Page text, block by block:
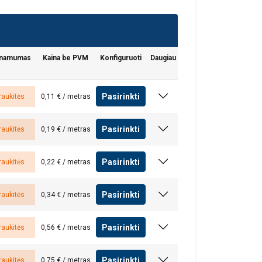
Kaina be PVM Konfiguruoti Daugiau
0,11 € / metras Pasirinkti
0,19 € / metras Pasirinkti
0,22 € / metras Pasirinkti
0,34 € / metras Pasirinkti
0,56 € / metras Pasirinkti
0,75 € / metras Pasirinkti
LITHUANIAN
pat dalijamės
kurie gali
jų
SUTINKU